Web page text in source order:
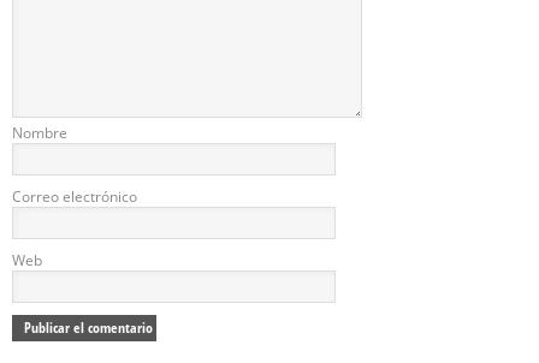
Nombre
Correo electrónico
Web